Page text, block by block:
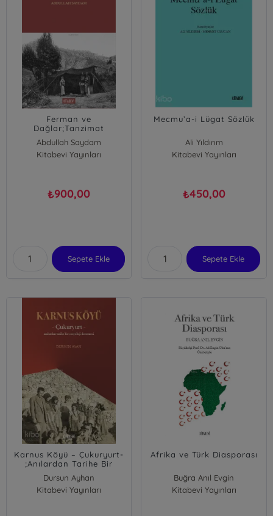
Ferman ve
Dağlar;Tanzimat
Döneminde Aşiretlerin
İdaresi ve İskânı
Abdullah Saydam
Kitabevi Yayınları
₺900,00
Sepete Ekle
Mecmu’a-i Lügat Sözlük
Ali Yıldırım
Mehmet Ulucan
Kitabevi Yayınları
₺450,00
Sepete Ekle
Karnus Köyü – Çukuryurt-
;Anılardan Tarihe Bir
Sosyoloji Denemesi
Dursun Ayhan
Kitabevi Yayınları
Afrika ve Türk Diasporası
Buğra Anıl Evgin
Kitabevi Yayınları